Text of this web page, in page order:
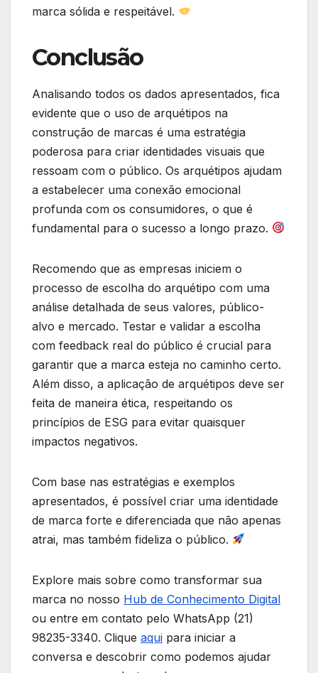
marca sólida e respeitável.
Conclusão
Analisando todos os dados apresentados, fica
evidente que o uso de arquétipos na
construção de marcas é uma estratégia
poderosa para criar identidades visuais que
ressoam com o público. Os arquétipos ajudam
a estabelecer uma conexão emocional
profunda com os consumidores, o que é
fundamental para o sucesso a longo prazo.
Recomendo que as empresas iniciem o
processo de escolha do arquétipo com uma
análise detalhada de seus valores, público-
alvo e mercado. Testar e validar a escolha
com feedback real do público é crucial para
garantir que a marca esteja no caminho certo.
Além disso, a aplicação de arquétipos deve ser
feita de maneira ética, respeitando os
princípios de ESG para evitar quaisquer
impactos negativos.
Com base nas estratégias e exemplos
apresentados, é possível criar uma identidade
de marca forte e diferenciada que não apenas
atrai, mas também fideliza o público.
Explore mais sobre como transformar sua
marca no nosso Hub de Conhecimento Digital
ou entre em contato pelo WhatsApp (21)
98235-3340. Clique aqui para iniciar a
conversa e descobrir como podemos ajudar